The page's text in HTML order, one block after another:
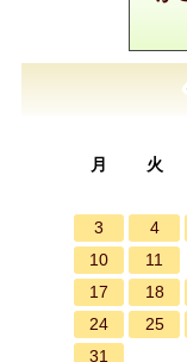
月
火
3
4
10
11
17
18
24
25
31